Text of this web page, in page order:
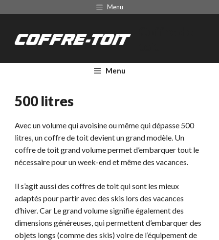
Menu
Menu
500 litres
Avec un volume qui avoisine ou même qui dépasse 500
litres, un coffre de toit devient un grand modèle. Un
coffre de toit grand volume permet d’embarquer tout le
nécessaire pour un week-end et même des vacances.
Il s’agit aussi des coffres de toit qui sont les mieux
adaptés pour partir avec des skis lors des vacances
d’hiver. Car Le grand volume signifie également des
dimensions généreuses, qui permettent d’embarquer des
objets longs (comme des skis) voire de l’équipement de